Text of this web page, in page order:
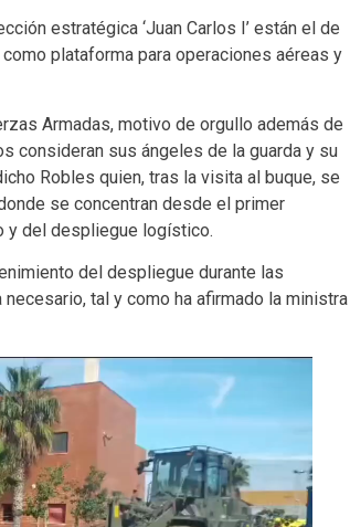
estratégica ‘Juan Carlos I’ están el de
plataforma para operaciones aéreas y
Armadas, motivo de orgullo además de
consideran sus ángeles de la guarda y su
Robles quien, tras la visita al buque, se
se concentran desde el primer
y del despliegue logístico.
del despliegue durante las
tal y como ha afirmado la ministra